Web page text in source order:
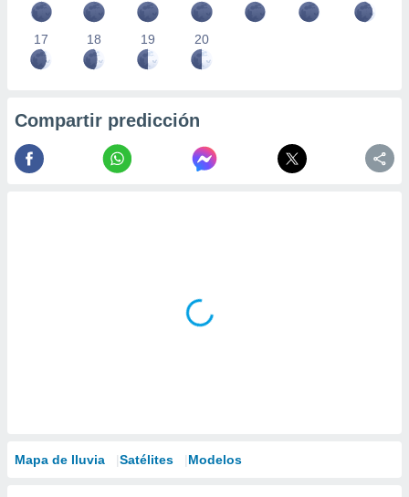
17 18 19 20
Compartir predicción
Mapa de lluvia Satélites Modelos